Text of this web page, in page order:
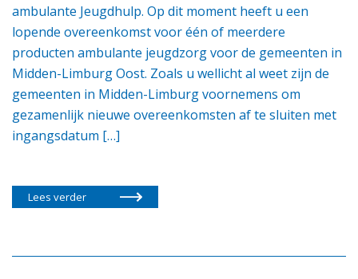
ambulante Jeugdhulp. Op dit moment heeft u een
lopende overeenkomst voor één of meerdere
producten ambulante jeugdzorg voor de gemeenten in
Midden-Limburg Oost. Zoals u wellicht al weet zijn de
gemeenten in Midden-Limburg voornemens om
gezamenlijk nieuwe overeenkomsten af te sluiten met
ingangsdatum […]
Lees verder